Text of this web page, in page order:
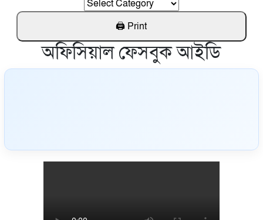
অফিসিয়াল ফেসবুক আইডি